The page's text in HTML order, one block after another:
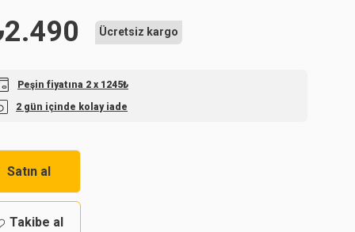
2.490 Ücretsiz kargo
Peşin fiyatına 2 x 1245₺
2 gün içinde kolay iade
Satın al
Takibe al